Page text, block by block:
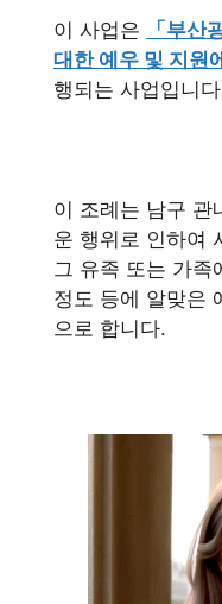
이 사업은
「부산
대한 예우 및 지원
행되는 사업입니
이 조례는 남구 관
운 행위로 인하여
그 유족 또는 가족
정도 등에 알맞은
으로 합니다.